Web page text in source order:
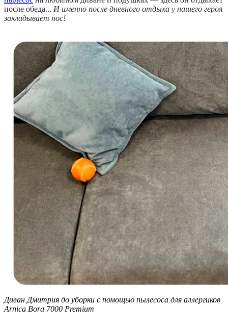
после обеда... И именно после дневного отдыха у нашего героя
закладывает нос!
Диван Дмитрия до уборки с помощью пылесоса для аллергиков
Arnica Bora 7000 Premium